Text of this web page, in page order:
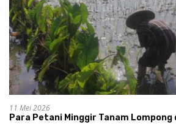
11 Mei 2026
Para Petani Minggir Tanam Lompong